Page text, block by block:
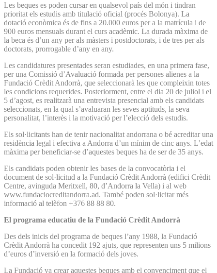
Les beques es poden cursar en qualsevol país del món i tindran
prioritat els estudis amb titulació oficial (procés Bolonya). La
dotació econòmica és de fins a 20.000 euros per a la matrícula i de
900 euros mensuals durant el curs acadèmic. La durada màxima de
la beca és d’un any per als màsters i postdoctorats, i de tres per als
doctorats, prorrogable d’any en any.
Les candidatures presentades seran estudiades, en una primera fase,
per una Comissió d’Avaluació formada per persones alienes a la
Fundació Crèdit Andorrà, que seleccionarà les que compleixin totes
les condicions requerides. Posteriorment, entre el dia 20 de juliol i el
5 d’agost, es realitzarà una entrevista presencial amb els candidats
seleccionats, en la qual s’avaluaran les seves aptituds, la seva
personalitat, l’interès i la motivació per l’elecció dels estudis.
Els sol·licitants han de tenir nacionalitat andorrana o bé acreditar una
residència legal i efectiva a Andorra d’un mínim de cinc anys. L’edat
màxima per beneficiar-se d’aquestes beques ha de ser de 35 anys.
Els candidats poden obtenir les bases de la convocatòria i el
document de sol·licitud a la Fundació Crèdit Andorrà (edifici Crèdit
Centre, avinguda Meritxell, 80, d’Andorra la Vella) i al web
www.fundaciocreditandorra.ad. També poden sol·licitar més
informació al telèfon +376 88 88 80.
El programa educatiu de la Fundació Crèdit Andorrà
Des dels inicis del programa de beques l’any 1988, la Fundació
Crèdit Andorrà ha concedit 192 ajuts, que representen uns 5 milions
d’euros d’inversió en la formació dels joves.
La Fundació va crear aquestes beques amb el convenciment que el